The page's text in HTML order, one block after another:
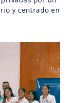
y centrado en